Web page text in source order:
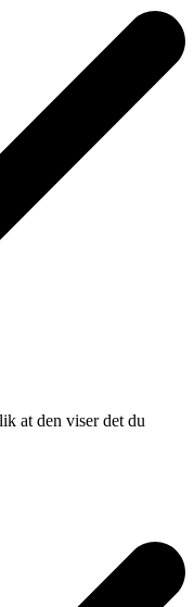
at den viser det du